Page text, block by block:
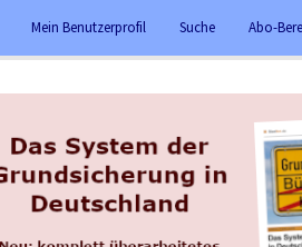
Mein Benutzerprofil Suche Abo-